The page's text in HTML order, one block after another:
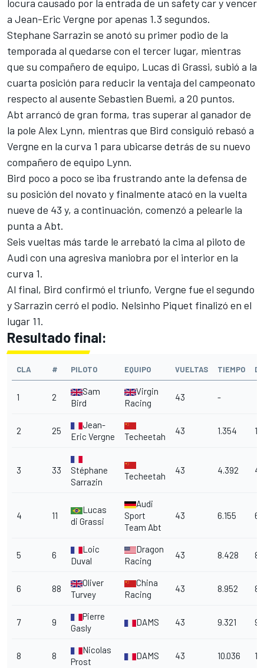
locura causado por la entrada de un safety car y vencer
a Jean-Eric Vergne por apenas 1.3 segundos.
Stephane Sarrazin se anotó su primer podio de la
temporada al quedarse con el tercer lugar, mientras
que su compañero de equipo, Lucas di Grassi, subió a la
cuarta posición para reducir la ventaja del campeonato
respecto al ausente Sebastien Buemi, a 20 puntos.
Abt arrancó de gran forma, tras superar al ganador de
la pole Alex Lynn, mientras que Bird consiguió rebasó a
Vergne en la curva 1 para ubicarse detrás de su nuevo
compañero de equipo Lynn.
Bird poco a poco se iba frustrando ante la defensa de
su posición del novato y finalmente atacó en la vuelta
nueve de 43 y, a continuación, comenzó a pelearle la
punta a Abt.
Seis vueltas más tarde le arrebató la cima al piloto de
Audi con una agresiva maniobra por el interior en la
curva 1.
Al final, Bird confirmó el triunfo, Vergne fue el segundo
y Sarrazin cerró el podio. Nelsinho Piquet finalizó en el
lugar 11.
Resultado final:
CLA # PILOTO EQUIPO VUELTAS TIEMPO
1 2
Sam
Bird
Virgin
Racing
43 -
2 25
Jean-
Eric Vergne
Techeetah
43 1.354
3 33
Stéphane
Sarrazin
Techeetah
43 4.392
4 11
Lucas
di Grassi
Audi
Sport
Team Abt
43 6.155
5 6
Loic
Duval
Dragon
Racing
43 8.428
6 88
Oliver
Turvey
China
Racing
43 8.952
7 9
Pierre
Gasly
DAMS 43 9.321
8 8
Nicolas
Prost
DAMS 43 10.036